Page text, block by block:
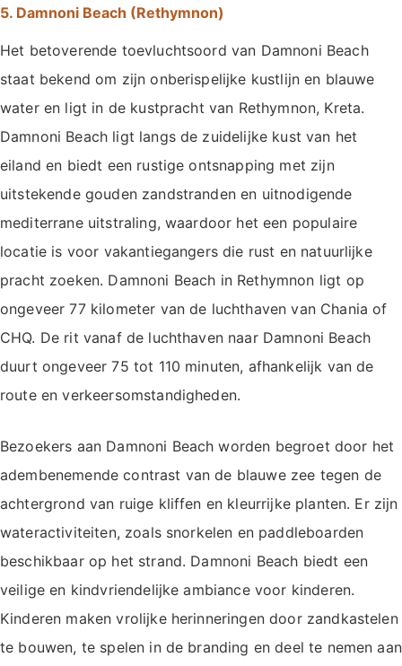
5. Damnoni Beach (Rethymnon)
Het betoverende toevluchtsoord van Damnoni Beach
staat bekend om zijn onberispelijke kustlijn en blauwe
water en ligt in de kustpracht van Rethymnon, Kreta.
Damnoni Beach ligt langs de zuidelijke kust van het
eiland en biedt een rustige ontsnapping met zijn
uitstekende gouden zandstranden en uitnodigende
mediterrane uitstraling, waardoor het een populaire
locatie is voor vakantiegangers die rust en natuurlijke
pracht zoeken. Damnoni Beach in Rethymnon ligt op
ongeveer 77 kilometer van de luchthaven van Chania of
CHQ. De rit vanaf de luchthaven naar Damnoni Beach
duurt ongeveer 75 tot 110 minuten, afhankelijk van de
route en verkeersomstandigheden.
Bezoekers aan Damnoni Beach worden begroet door het
adembenemende contrast van de blauwe zee tegen de
achtergrond van ruige kliffen en kleurrijke planten. Er zijn
wateractiviteiten, zoals snorkelen en paddleboarden
beschikbaar op het strand. Damnoni Beach biedt een
veilige en kindvriendelijke ambiance voor kinderen.
Kinderen maken vrolijke herinneringen door zandkastelen
te bouwen, te spelen in de branding en deel te nemen aan